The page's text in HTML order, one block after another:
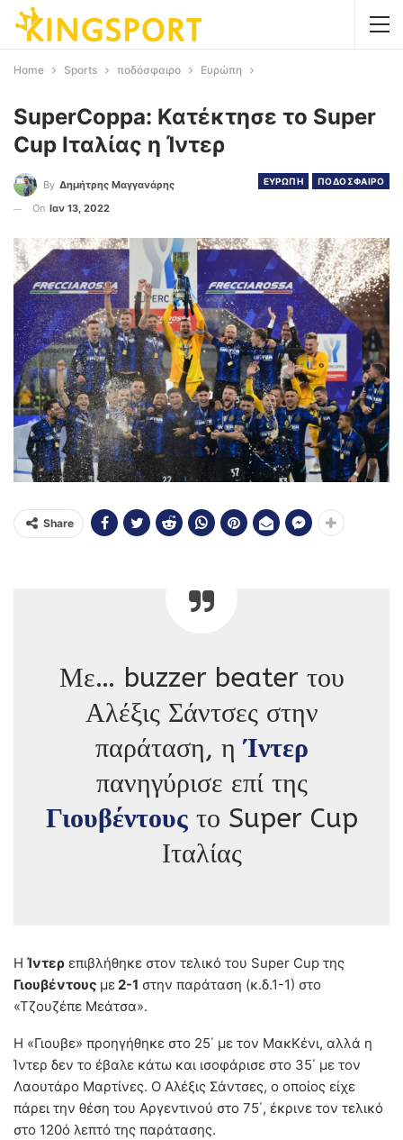
Home Sports ποδόσφαιρο Ευρώπη
SuperCoppa: Κατέκτησε το Super
Cup Ιταλίας η Ίντερ
ΕΥΡΩΠΗ ΠΟΔΟΣΦΑΙΡΟ
By Δημήτρης Μαγγανάρης
On Ιαν 13, 2022
Share
Με… buzzer beater του
Αλέξις Σάντσες στην
παράταση, ηΊντερ
πανηγύρισε επί της
Γιουβέντουςτο Super Cup
Ιταλίας
Η Ίντερ επιβλήθηκε στον τελικό του Super Cup της
Γιουβέντους με2-1 στην παράταση (κ.δ.1-1) στο
«Τζουζέπε Μεάτσα».
Η «Γιουβε» προηγήθηκε στο 25΄ με τον ΜακΚένι, αλλά η
Ίντερ δεν το έβαλε κάτω και ισοφάρισε στο 35΄ με τον
Λαουτάρο Μαρτίνες. Ο Αλέξις Σάντσες, ο οποίος είχε
πάρει την θέση του Αργεντινού στο 75΄, έκρινε τον τελικό
στο 120ό λεπτό της παράτασης.